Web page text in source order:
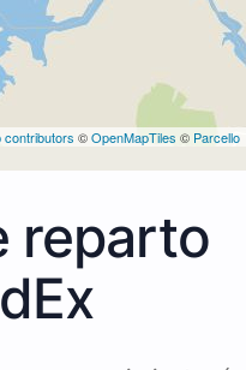
contributors ©OpenMapTiles © Parcello
reparto